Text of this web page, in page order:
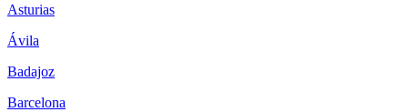
Asturias
Ávila
Badajoz
Barcelona